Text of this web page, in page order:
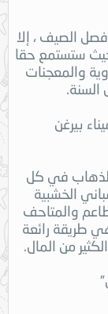
الصيف ، إلا
حيث ستستمع حقا
والمعجنات
السنة.
بيرغن
الذهاب في كل
الخشبية
والمتاحف
طريقة رائعة
من المال.